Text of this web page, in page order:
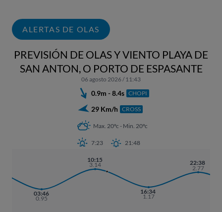
ALERTAS DE OLAS
PREVISIÓN DE OLAS Y VIENTO PLAYA DE
SAN ANTON, O PORTO DE ESPASANTE
06 agosto 2026 / 11:43
0.9m - 8.4s CHOPI
29 Km/h CROSS
Max. 20ºc - Min. 20ºc
7:23 21:48
03:46
0.95
10:15
3.14
16:34
1.17
22:38
2.77